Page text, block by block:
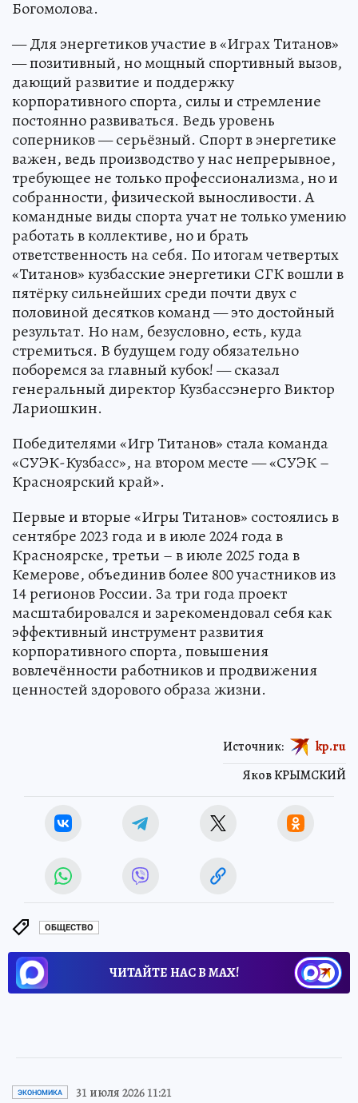
Богомолова.
— Для энергетиков участие в «Играх Титанов»
— позитивный, но мощный спортивный вызов,
дающий развитие и поддержку
корпоративного спорта, силы и стремление
постоянно развиваться. Ведь уровень
соперников — серьёзный. Спорт в энергетике
важен, ведь производство у нас непрерывное,
требующее не только профессионализма, но и
собранности, физической выносливости. А
командные виды спорта учат не только умению
работать в коллективе, но и брать
ответственность на себя. По итогам четвертых
«Титанов» кузбасские энергетики СГК вошли в
пятёрку сильнейших среди почти двух с
половиной десятков команд — это достойный
результат. Но нам, безусловно, есть, куда
стремиться. В будущем году обязательно
поборемся за главный кубок! — сказал
генеральный директор Кузбассэнерго Виктор
Лариошкин.
Победителями «Игр Титанов» стала команда
«СУЭК-Кузбасс», на втором месте — «СУЭК –
Красноярский край».
Первые и вторые «Игры Титанов» состоялись в
сентябре 2023 года и в июле 2024 года в
Красноярске, третьи – в июле 2025 года в
Кемерове, объединив более 800 участников из
14 регионов России. За три года проект
масштабировался и зарекомендовал себя как
эффективный инструмент развития
корпоративного спорта, повышения
вовлечённости работников и продвижения
ценностей здорового образа жизни.
Яков КРЫМСКИЙ
Источник: kp.ru
ОБЩЕСТВО
ЧИТАЙТЕ НАС В МАХ!
ЭКОНОМИКА 31 июля 2026 11:21